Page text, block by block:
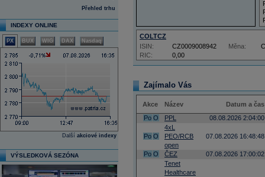
Přehled trhu
INDEXY ONLINE
PX BUX WIG DAX Nasdaq
Další akciové indexy
VÝSLEDKOVÁ SEZÓNA
COLTCZ
RIC: 0,00
ISIN: CZ0009008942 Měna:
Zajímalo Vás
Akce Název
Datum a čas
Po O PPL 08.08.2026 2:04:00
Po O
4xL
PEO/RCB
open
07.08.2026 16:48:48
Po O ČEZ 07.08.2026 17:00:02
Tenet
Healthcare